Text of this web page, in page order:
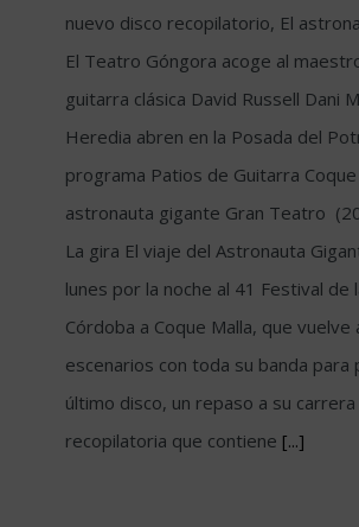
nuevo disco recopilatorio, El
El Teatro Góngora acoge al
guitarra clásica David Russell Dani
Heredia abren en la Posada del
programa Patios de Guitarra Coque
astronauta gigante Gran Teatro
La gira El viaje del Astronauta
lunes por la noche al 41 Festival de
Córdoba a Coque Malla, que vuelve
escenarios con toda su banda para
último disco, un repaso a su carrera
recopilatoria que contiene [...]